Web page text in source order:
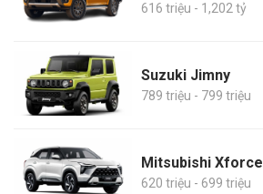
616 triệu - 1,202 tỷ
Suzuki Jimny
789 triệu - 799 triệu
Mitsubishi Xforce
620 triệu - 699 triệu